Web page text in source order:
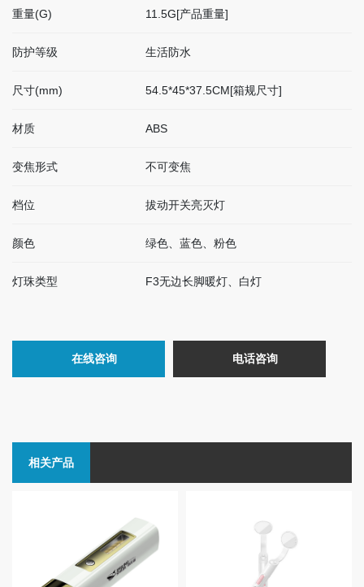
重量(G) 11.5G[产品重量]
防护等级 生活防水
尺寸(mm) 54.5*45*37.5CM[箱规尺寸]
材质 ABS
变焦形式 不可变焦
档位 拔动开关亮灭灯
颜色 绿色、蓝色、粉色
灯珠类型 F3无边长脚暖灯、白灯
在线咨询 电话咨询
相关产品